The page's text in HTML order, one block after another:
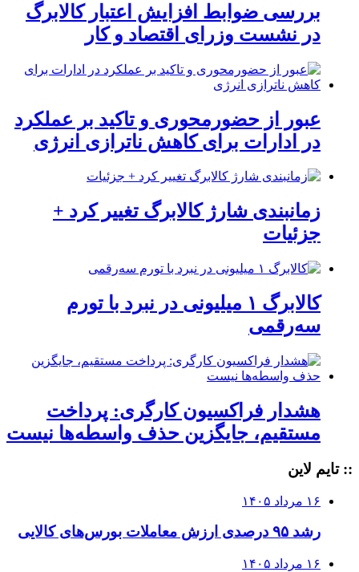
بررسی ضوابط افزایش اعتبار کالابرگ
در نشست وزرای اقتصاد و کار
عبور از حضورمحوری و تاکید بر عملکرد
در ادارات برای کاهش ناترازی انرژی
زمانبندی شارژ کالابرگ تغییر کرد +
جزئیات
کالابرگ ۱ میلیونی در نبرد با تورم
سه‌رقمی
هشدار فراکسیون کارگری: پرداخت
مستقیم، جایگزین حذف واسطه‌ها نیست
:: تایم لاین
۱۶ مرداد ۱۴۰۵
رشد ۹۵ درصدی ارزش معاملات بورس‌های کالایی
۱۶ مرداد ۱۴۰۵